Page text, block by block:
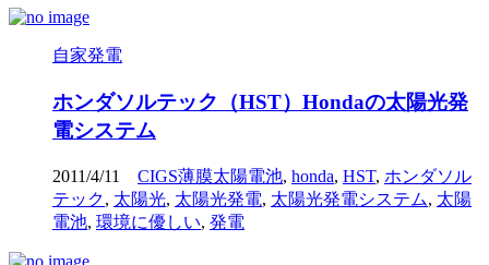
自家発電
ホンダソルテック（HST）Hondaの太陽光発
電システム
2011/4/11 CIGS薄膜太陽電池, honda, HST, ホンダソル
テック, 太陽光, 太陽光発電, 太陽光発電システム, 太陽
電池, 環境に優しい, 発電